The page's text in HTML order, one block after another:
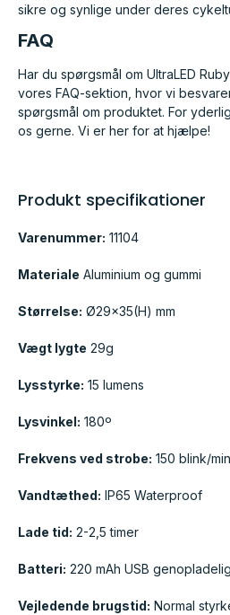
sikre og synlige under deres
FAQ
Har du spørgsmål om UltraLED
vores FAQ-sektion, hvor vi
spørgsmål om produktet. For
os gerne. Vi er her for at hjælpe!
Produkt specifikationer
Varenummer: 11104
Materiale Aluminium og gummi
Størrelse: Ø29×35(H) mm
Vægt lygte 29g
Lysstyrke: 15 lumens
Lysvinkel: 180º
Frekvens ved strobe: 150 blink/
Vandtæthed: IP65 Waterproof
Lade tid: 2-2,5 timer
Batteri: 220 mAh USB
Vejledende brugstid: Normal